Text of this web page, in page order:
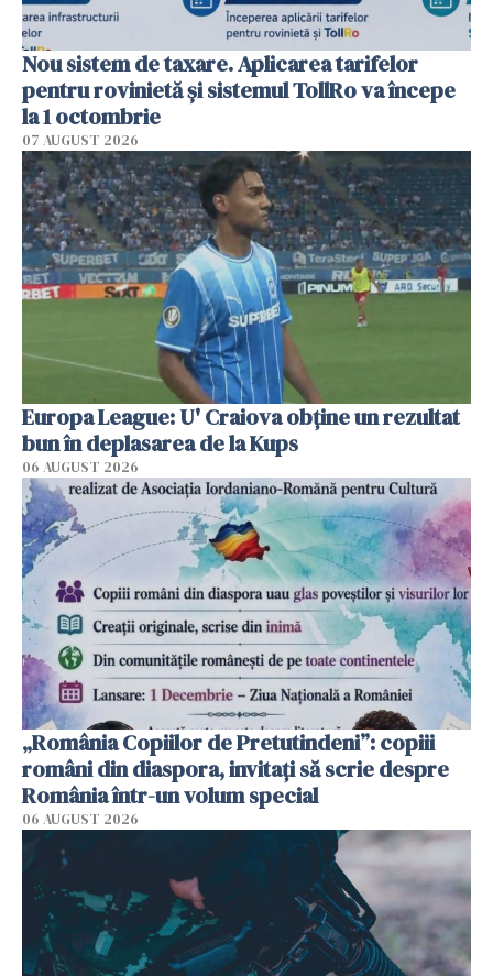
Nou sistem de taxare. Aplicarea tarifelor
pentru rovinietă şi sistemul TollRo va începe
la 1 octombrie
07 AUGUST 2026
Europa League: U' Craiova obține un rezultat
bun în deplasarea de la Kups
06 AUGUST 2026
„România Copiilor de Pretutindeni”: copiii
români din diaspora, invitați să scrie despre
România într-un volum special
06 AUGUST 2026